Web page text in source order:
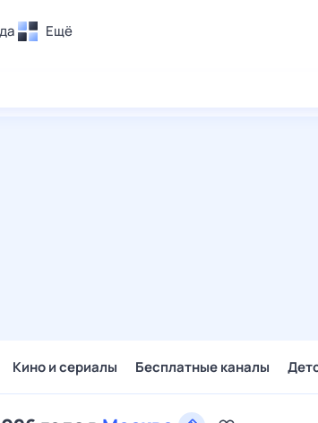
Ещё
Кино и сериалы Бесплатные каналы